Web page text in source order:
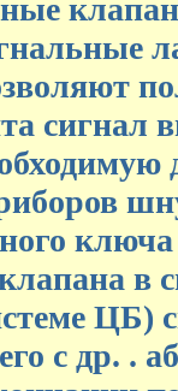
сигнал
ключа
в
ЦБ)
с др. .